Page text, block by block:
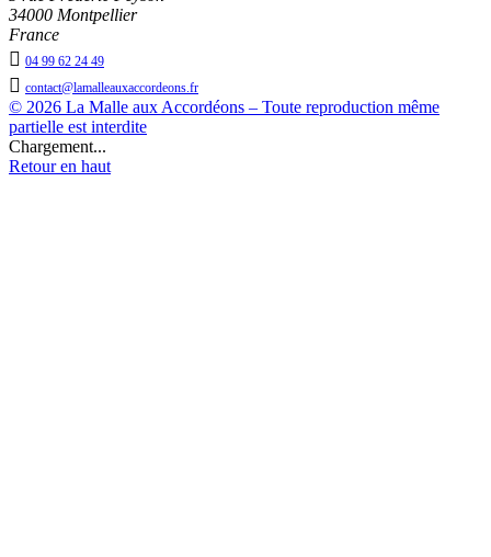
34000 Montpellier
France
 04 99 62 24 49
 contact@lamalleauxaccordeons.fr
© 2026 La Malle aux Accordéons – Toute reproduction même
partielle est interdite
Chargement...
Retour en haut